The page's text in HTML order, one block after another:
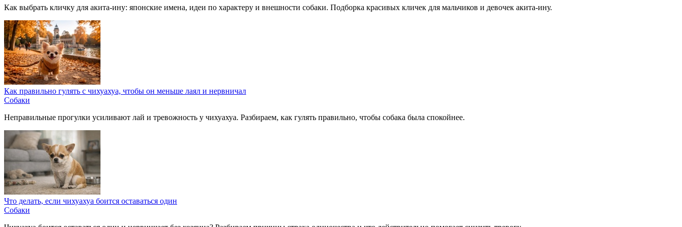
Как выбрать кличку для акита-ину: японские имена, идеи по характеру и внешности собаки. Подборка красивых кличек для мальчиков и девочек акита-ину.
Как правильно гулять с чихуахуа, чтобы он меньше лаял и нервничал
Собаки
Неправильные прогулки усиливают лай и тревожность у чихуахуа. Разбираем, как гулять правильно, чтобы собака была спокойнее.
Что делать, если чихуахуа боится оставаться один
Собаки